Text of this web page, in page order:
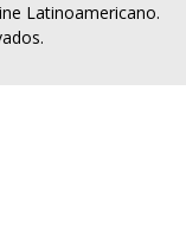
Latinoamericano.